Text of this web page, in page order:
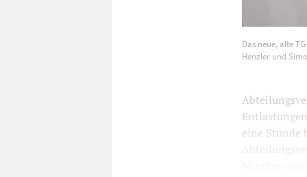
Christoph
Das neue, alte
Henzler und
eine Stunde